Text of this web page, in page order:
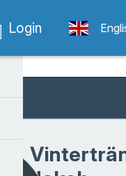
Login